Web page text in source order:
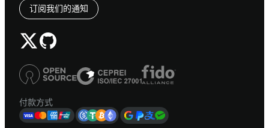
订阅我们的通知
付款方式